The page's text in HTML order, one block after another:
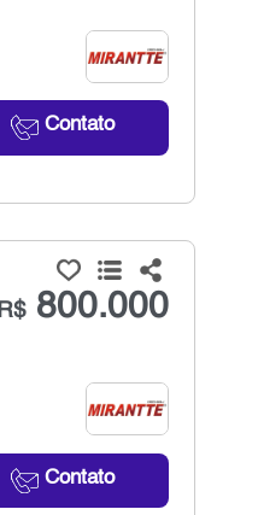
Contato
R$800.000
Contato